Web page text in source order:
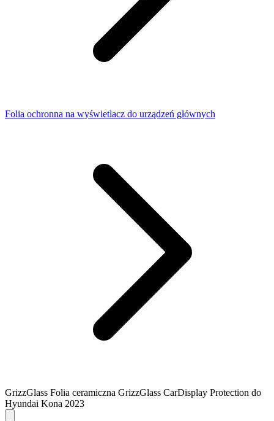
Folia ochronna na wyświetlacz do urządzeń głównych
GrizzGlass Folia ceramiczna GrizzGlass CarDisplay Protection do
Hyundai Kona 2023